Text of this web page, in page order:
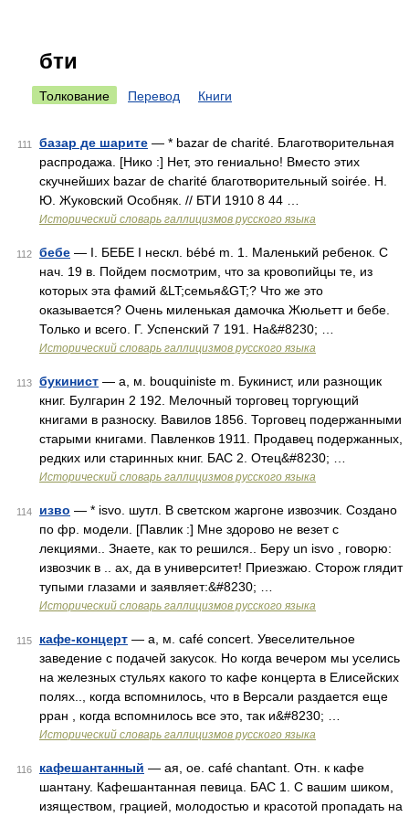
бти
Толкование Перевод Книги
111 базар де шарите — * bazar de charité. Благотворительная
распродажа. [Нико :] Нет, это гениально! Вместо этих
скучнейших bazar de charité благотворительный soirée. Н.
Ю. Жуковский Особняк. // БТИ 1910 8 44 …
Исторический словарь галлицизмов русского языка
112 бебе — I. БЕБЕ I нескл. bébé m. 1. Маленький ребенок. С
нач. 19 в. Пойдем посмотрим, что за кровопийцы те, из
которых эта фамий &LT;семья&GT;? Что же это
оказывается? Очень миленькая дамочка Жюльетт и бебе.
Только и всего. Г. Успенский 7 191. На&#8230; …
Исторический словарь галлицизмов русского языка
113 букинист — а, м. bouquiniste m. Букинист, или разнощик
книг. Булгарин 2 192. Мелочный торговец торгующий
книгами в разноску. Вавилов 1856. Торговец подержанными
старыми книгами. Павленков 1911. Продавец подержанных,
редких или старинных книг. БАС 2. Отец&#8230; …
Исторический словарь галлицизмов русского языка
114 изво — * isvo. шутл. В светском жаргоне извозчик. Создано
по фр. модели. [Павлик :] Мне здорово не везет с
лекциями.. Знаете, как то решился.. Беру un isvo , говорю:
извозчик в .. ах, да в университет! Приезжаю. Сторож глядит
тупыми глазами и заявляет:&#8230; …
Исторический словарь галлицизмов русского языка
115 кафе-концерт — а, м. café concert. Увеселительное
заведение с подачей закусок. Но когда вечером мы уселись
на железных стульях какого то кафе концерта в Елисейских
полях.., когда вспомнилось, что в Версали раздается еще
рран , когда вспомнилось все это, так и&#8230; …
Исторический словарь галлицизмов русского языка
116 кафешантанный — ая, ое. café chantant. Отн. к кафе
шантану. Кафешантанная певица. БАС 1. С вашим шиком,
изяществом, грацией, молодостью и красотой пропадать на